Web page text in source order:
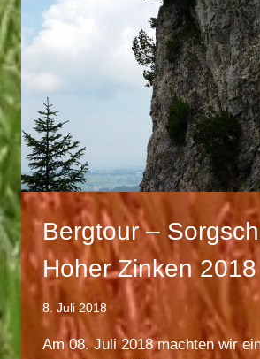
Bergtour –
Hoher Zinken 2018
8. Juli 2018
Am 08. Juli 2018 machten wir